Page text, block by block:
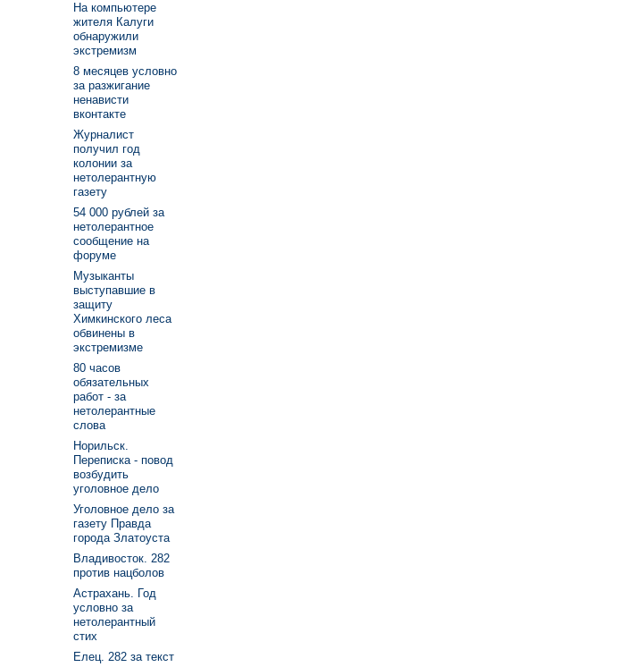
На компьютере
жителя Калуги
обнаружили
экстремизм
8 месяцев условно
за разжигание
ненависти
вконтакте
Журналист
получил год
колонии за
нетолерантную
газету
54 000 рублей за
нетолерантное
сообщение на
форуме
Музыканты
выступавшие в
защиту
Химкинского леса
обвинены в
экстремизме
80 часов
обязательных
работ - за
нетолерантные
слова
Норильск.
Переписка - повод
возбудить
уголовное дело
Уголовное дело за
газету Правда
города Златоуста
Владивосток. 282
против нацболов
Астрахань. Год
условно за
нетолерантный
стих
Елец. 282 за текст